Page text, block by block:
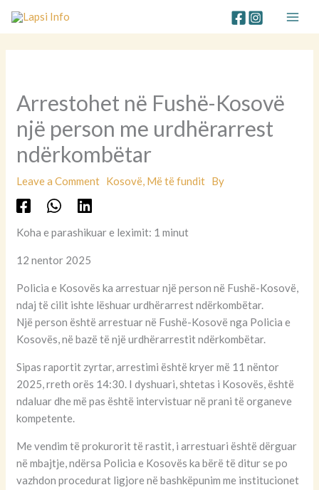
Arrestohet në Fushë-Kosovë
një person me urdhërarrest
ndërkombëtar
Leave a Comment Kosovë, Më të fundit By
Koha e parashikuar e leximit: 1 minut
12 nentor 2025
Policia e Kosovës ka arrestuar një person në Fushë-Kosovë,
ndaj të cilit ishte lëshuar urdhërarrest ndërkombëtar.
Një person është arrestuar në Fushë-Kosovë nga Policia e
Kosovës, në bazë të një urdhërarrestit ndërkombëtar.
Sipas raportit zyrtar, arrestimi është kryer më 11 nëntor
2025, rreth orës 14:30. I dyshuari, shtetas i Kosovës, është
ndaluar dhe më pas është intervistuar në prani të organeve
kompetente.
Me vendim të prokurorit të rastit, i arrestuari është dërguar
në mbajtje, ndërsa Policia e Kosovës ka bërë të ditur se po
vazhdon procedurat ligjore në bashkëpunim me institucionet